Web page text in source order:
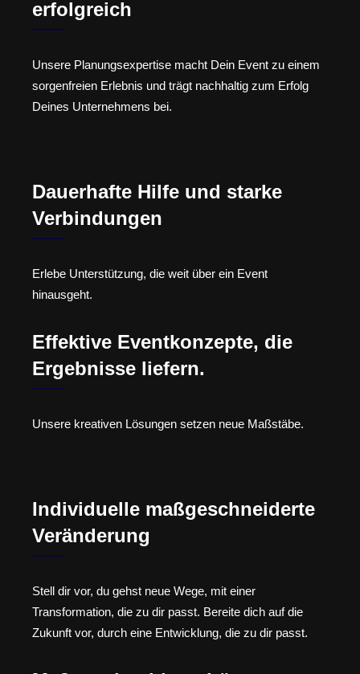
erfolgreich
Unsere Planungsexpertise macht Dein Event zu einem
sorgenfreien Erlebnis und trägt nachhaltig zum Erfolg
Deines Unternehmens bei.
Dauerhafte Hilfe und starke
Verbindungen
Erlebe Unterstützung, die weit über ein Event
hinausgeht.
Effektive Eventkonzepte, die
Ergebnisse liefern.
Unsere kreativen Lösungen setzen neue Maßstäbe.
Individuelle maßgeschneiderte
Veränderung
Stell dir vor, du gehst neue Wege, mit einer
Transformation, die zu dir passt. Bereite dich auf die
Zukunft vor, durch eine Entwicklung, die zu dir passt.